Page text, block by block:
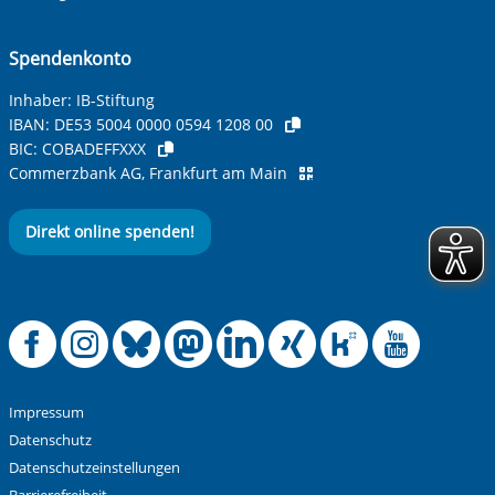
Spendenkonto
Inhaber: IB-Stiftung
IBAN: DE53 5004 0000 0594 1208 00
BIC: COBADEFFXXX
Commerzbank AG, Frankfurt am Main
Direkt online spenden!
Offizielle
Offizielle
Offizielle
Offizielle
Offizielle
Impressum
Datenschutz
Datenschutzeinstellungen